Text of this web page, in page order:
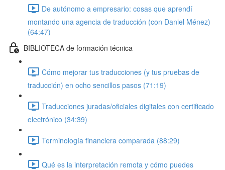
De autónomo a empresario: cosas que aprendí
montando una agencia de traducción (con Daniel Ménez)
(64:47)
BIBLIOTECA de formación técnica
Cómo mejorar tus traducciones (y tus pruebas de
traducción) en ocho sencillos pasos (71:19)
Traducciones juradas/oficiales digitales con certificado
electrónico (34:39)
Terminología financiera comparada (88:29)
Qué es la interpretación remota y cómo puedes